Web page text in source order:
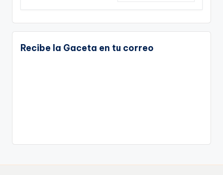
Recibe la Gaceta en tu correo